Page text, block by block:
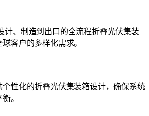
计、制造到出口的全流程折叠光伏集装
客户的多样化需求。
个性化的折叠光伏集装箱设计，确保系统
。